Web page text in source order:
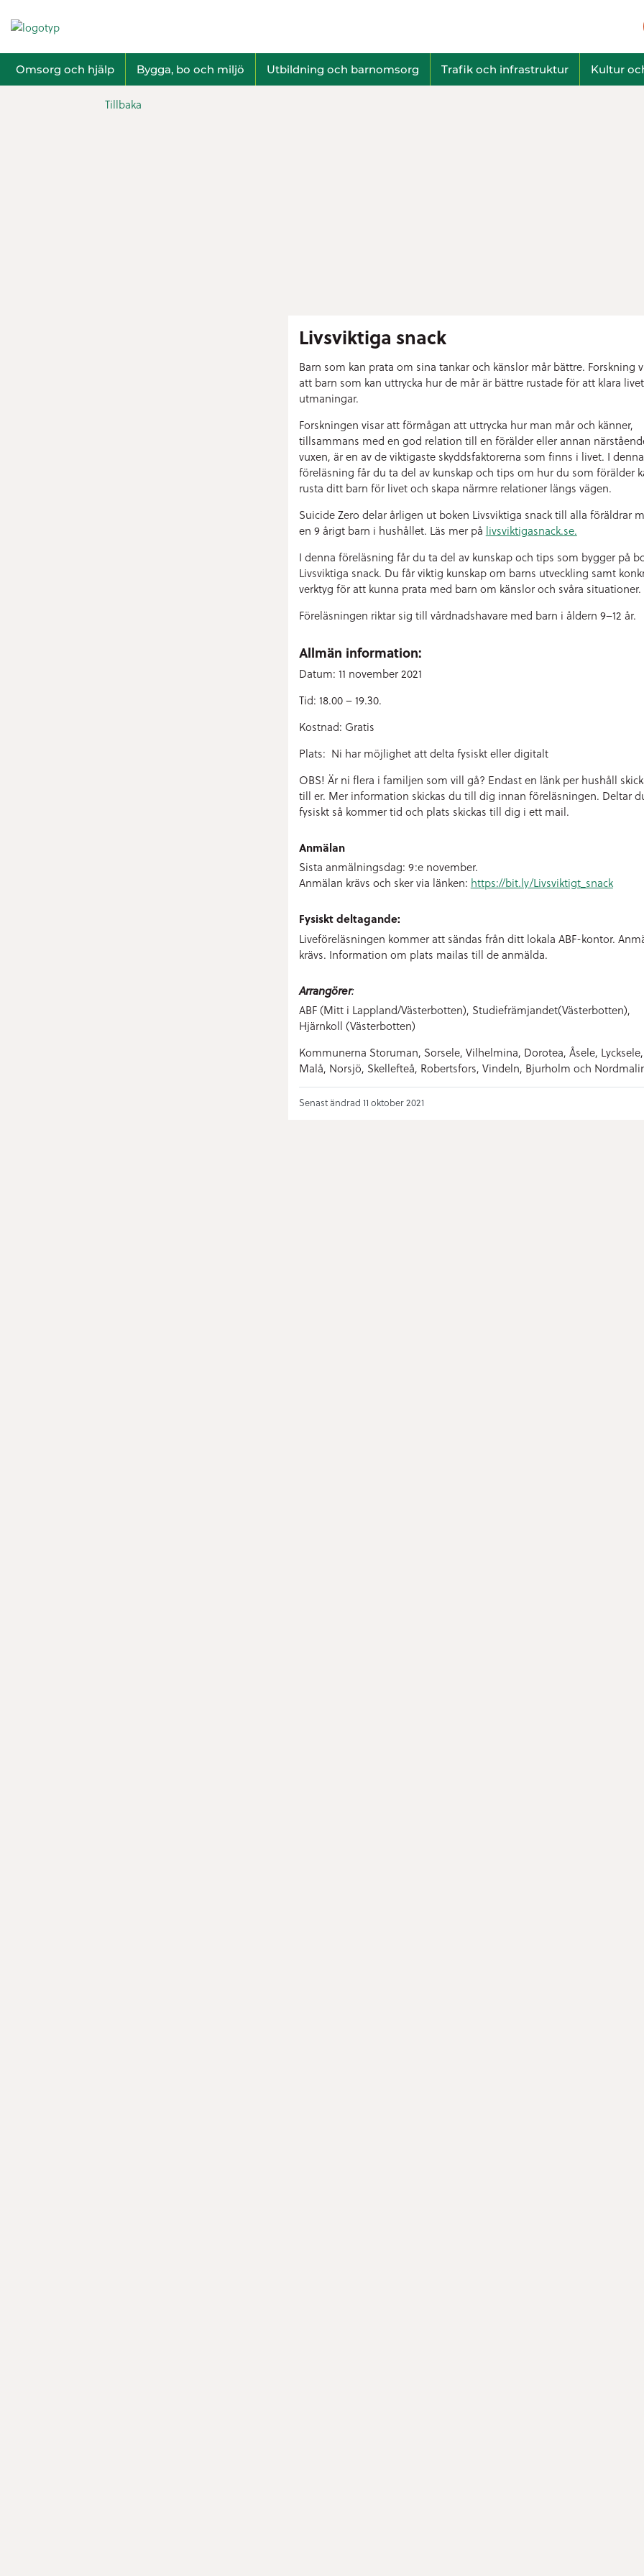
Omsorg och hjälp Bygga, bo och miljö Utbildning och barnomsorg Trafik och infrastruktur Kultur
Livsviktiga snack
Barn som kan prata om sina tankar och känslor mår bättre. Forskning
att barn som kan uttrycka hur de mår är bättre rustade för att klara
utmaningar.
Forskningen visar att förmågan att uttrycka hur man mår och känner,
tillsammans med en god relation till en förälder eller annan
vuxen, är en av de viktigaste skyddsfaktorerna som finns i livet. I denna
föreläsning får du ta del av kunskap och tips om hur du som förälder
rusta ditt barn för livet och skapa närmre relationer längs vägen.
Suicide Zero delar årligen ut boken Livsviktiga snack till alla föräldrar
en 9 årigt barn i hushållet. Läs mer på livsviktigasnack.se.
I denna föreläsning får du ta del av kunskap och tips som bygger på
Livsviktiga snack. Du får viktig kunskap om barns utveckling samt
verktyg för att kunna prata med barn om känslor och svåra situationer.
Föreläsningen riktar sig till vårdnadshavare med barn i åldern 9–12 år.
Allmän information:
Datum: 11 november 2021
Tid: 18.00 – 19.30.
Kostnad: Gratis
Plats: Ni har möjlighet att delta fysiskt eller digitalt
OBS! Är ni flera i familjen som vill gå? Endast en länk per hushåll
till er. Mer information skickas du till dig innan föreläsningen. Deltar
fysiskt så kommer tid och plats skickas till dig i ett mail.
Anmälan
Sista anmälningsdag: 9:e november.
Anmälan krävs och sker via länken: https://bit.ly/Livsviktigt_snack
Fysiskt deltagande:
Liveföreläsningen kommer att sändas från ditt lokala ABF-kontor.
krävs. Information om plats mailas till de anmälda.
Arrangörer:
ABF (Mitt i Lappland/Västerbotten), Studiefrämjandet(Västerbotten),
Hjärnkoll (Västerbotten)
Kommunerna Storuman, Sorsele, Vilhelmina, Dorotea, Åsele, Lycksele,
Malå, Norsjö, Skellefteå, Robertsfors, Vindeln, Bjurholm och
Senast ändrad 11 oktober 2021
Tillbaka